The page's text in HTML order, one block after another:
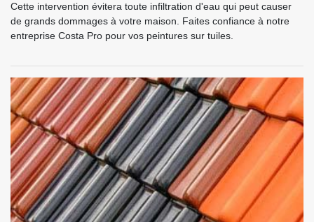
Cette intervention évitera toute infiltration d'eau qui peut causer
de grands dommages à votre maison. Faites confiance à notre
entreprise Costa Pro pour vos peintures sur tuiles.